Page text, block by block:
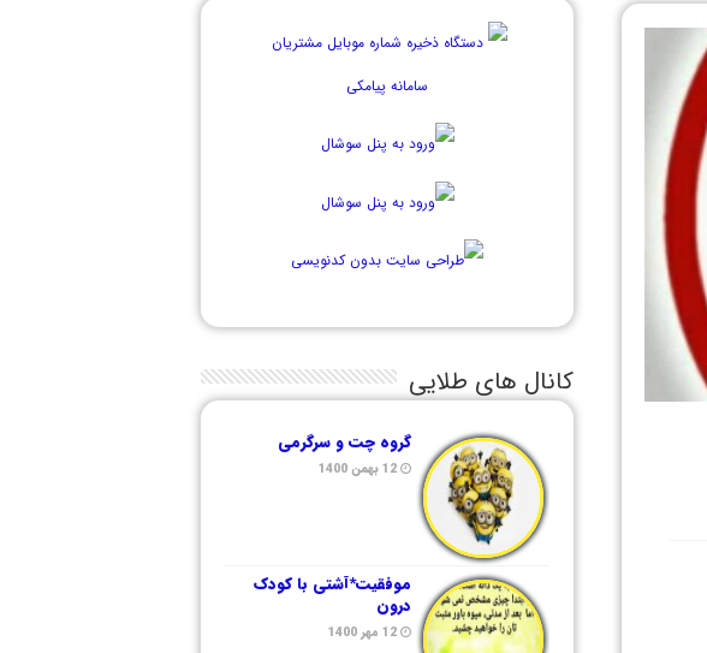
کانال های طلایی
گروه چت و سرگرمی
12 بهمن 1400
موفقیت*آشتی با کودک
درون
12 مهر 1400